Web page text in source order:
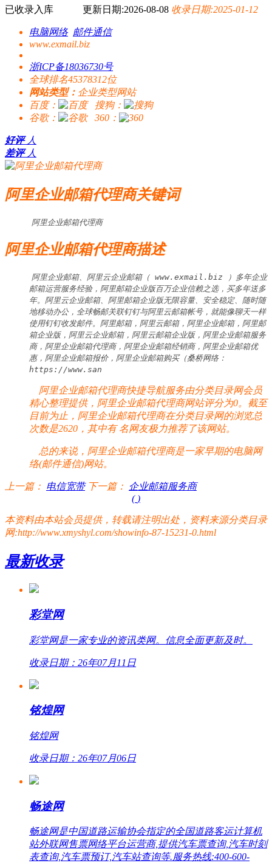
已收录入库 更新日期:2026-08-08 收录日期:2025-01-12
电脑网络 邮件通信
www.exmail.biz
浙ICP备18036730号
全球排名45378312位
网站类型： 企业类型网站
百度：
搜狗：
谷歌：
360：
好评 人
差评 人
阿里企业邮箱代理商关键词
阿里企业邮箱代理商
阿里企业邮箱代理商描述
阿里企业邮箱、阿里云企业邮箱（ www.exmail.biz ）多年企业
邮箱运营服务经验，阿里邮箱企业版百万企业信赖之选，买多年送多
年。阿里云企业邮箱、阿里邮箱企业版无限容量、安全稳定、随时随
地移动办公，全球畅邮关联钉钉与阿里云邮箱帐号，就能像聊天一样
使用钉钉收发邮件。阿里邮箱，阿里云邮箱，阿里企业邮箱，阿里邮
箱企业版，阿里云企业邮箱，阿里云邮箱企业版，阿里企业邮箱服务
商，阿里企业邮箱代理商，阿里企业邮箱经销商，阿里企业邮箱优
惠，阿里企业邮箱报价，阿里企业邮箱购买（桑桥网络：
https://www.san
阿里企业邮箱代理商快捷导航服务由分类目录网会员
精心整理提供，阿里企业邮箱代理商网站评分为0。截至
目前为止，阿里企业邮箱代理商在分类目录网的浏览总
次数是2620，其中有名网友极力推荐了该网站。
总的来说，阿里企业邮箱代理商是一家早期的电脑网
络(邮件通信)网站。
上一篇： 电信宽带 下一篇：
企业邮箱服务商
( )
本资料由本站会员提供，转载请注明出处，资料来源分类目录
网:http://www.xmyshyl.com/showinfo-87-15231-0.html
最新收录
彩堂网
彩堂网是一家专业的资讯类网。信息全面更新及时。
收录日期：26年07月11日
铭煌网
铭煌网
收录日期：26年07月06日
畅途网
畅途网是中国道路运输协会指定的全国道路客运计算机
站外联网售票网络平台运营商,提供汽车票查询,汽车时刻
表查询,汽车票预订,汽车站查询等.服务热线:400-600-